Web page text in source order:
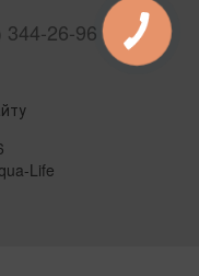
344-26-96
Life